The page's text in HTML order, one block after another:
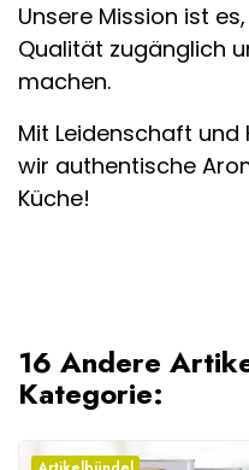
Unsere Mission ist
Qualität zugänglich
machen.
Mit Leidenschaft
wir authentische
Küche!
16 Andere
Kategorie: